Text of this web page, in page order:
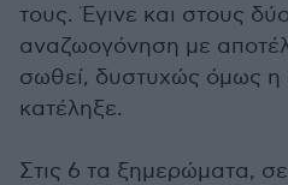
τους. Έγινε και στους
αναζωογόνηση με
σωθεί, δυστυχώς όμως η
κατέληξε.
Στις 6 τα ξημερώματα,